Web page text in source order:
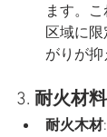
ます。
区域に
がりが抑
3. 耐火材
耐火木材